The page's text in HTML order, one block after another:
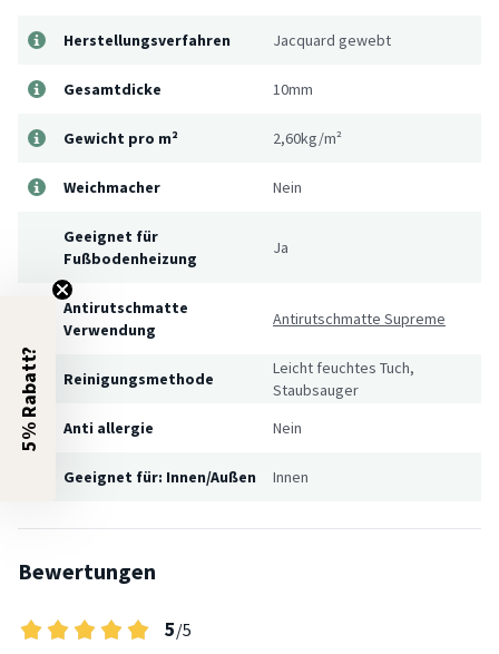
Herstellungsverfahren Jacquard gewebt
Gesamtdicke 10mm
Gewicht pro m² 2,60kg/m²
Weichmacher Nein
Geeignet für
Fußbodenheizung
Ja
Antirutschmatte
Verwendung
Antirutschmatte Supreme
Reinigungsmethode
Leicht feuchtes Tuch,
Staubsauger
Anti allergie
Nein
Geeignet für: Innen/Außen Innen
Bewertungen
5/5
5% Rabatt?